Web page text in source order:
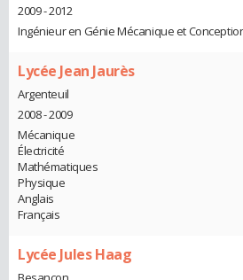
2009 - 2012
Ingénieur en Génie Mécanique et
Lycée Jean Jaurès
Argenteuil
2008 - 2009
Mécanique
Électricité
Mathématiques
Physique
Anglais
Français
Lycée Jules Haag